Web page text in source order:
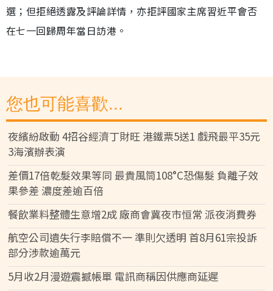
選；但拒絕透露及評論詳情，亦拒評國家主席習近平會否
在七一回歸周年當日訪港。
您也可能喜歡...
夜繽紛啟動 4招谷經濟丁財旺 港鐵票5送1 戲飛最平35元
3海濱辦表演
差價17倍乾髮效果等同 最貴風筒108°C恐傷髮 負離子效
果參差 濃度差逾百倍
餐飲業料整體生意增2成 廠商會冀夜市恒常 派夜消費券
航空公司遺失行李賠償不一 準則欠透明 首8月61宗投訴
部分涉款逾萬元
5月收2月漫遊震撼帳單 電訊商稱因供應商延遲